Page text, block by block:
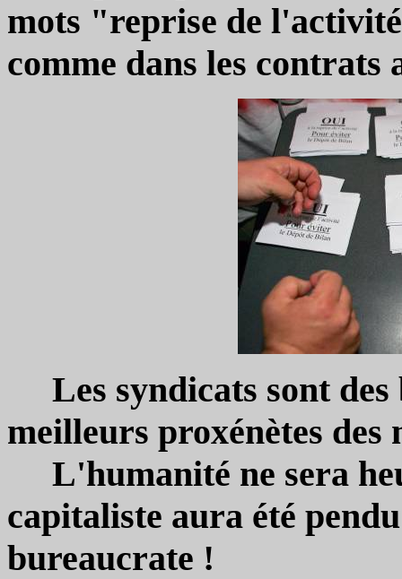
mots "reprise de
comme dans les contrats
Les syndicats sont des
meilleurs proxénètes des
L'humanité ne sera
capitaliste aura été
bureaucrate !